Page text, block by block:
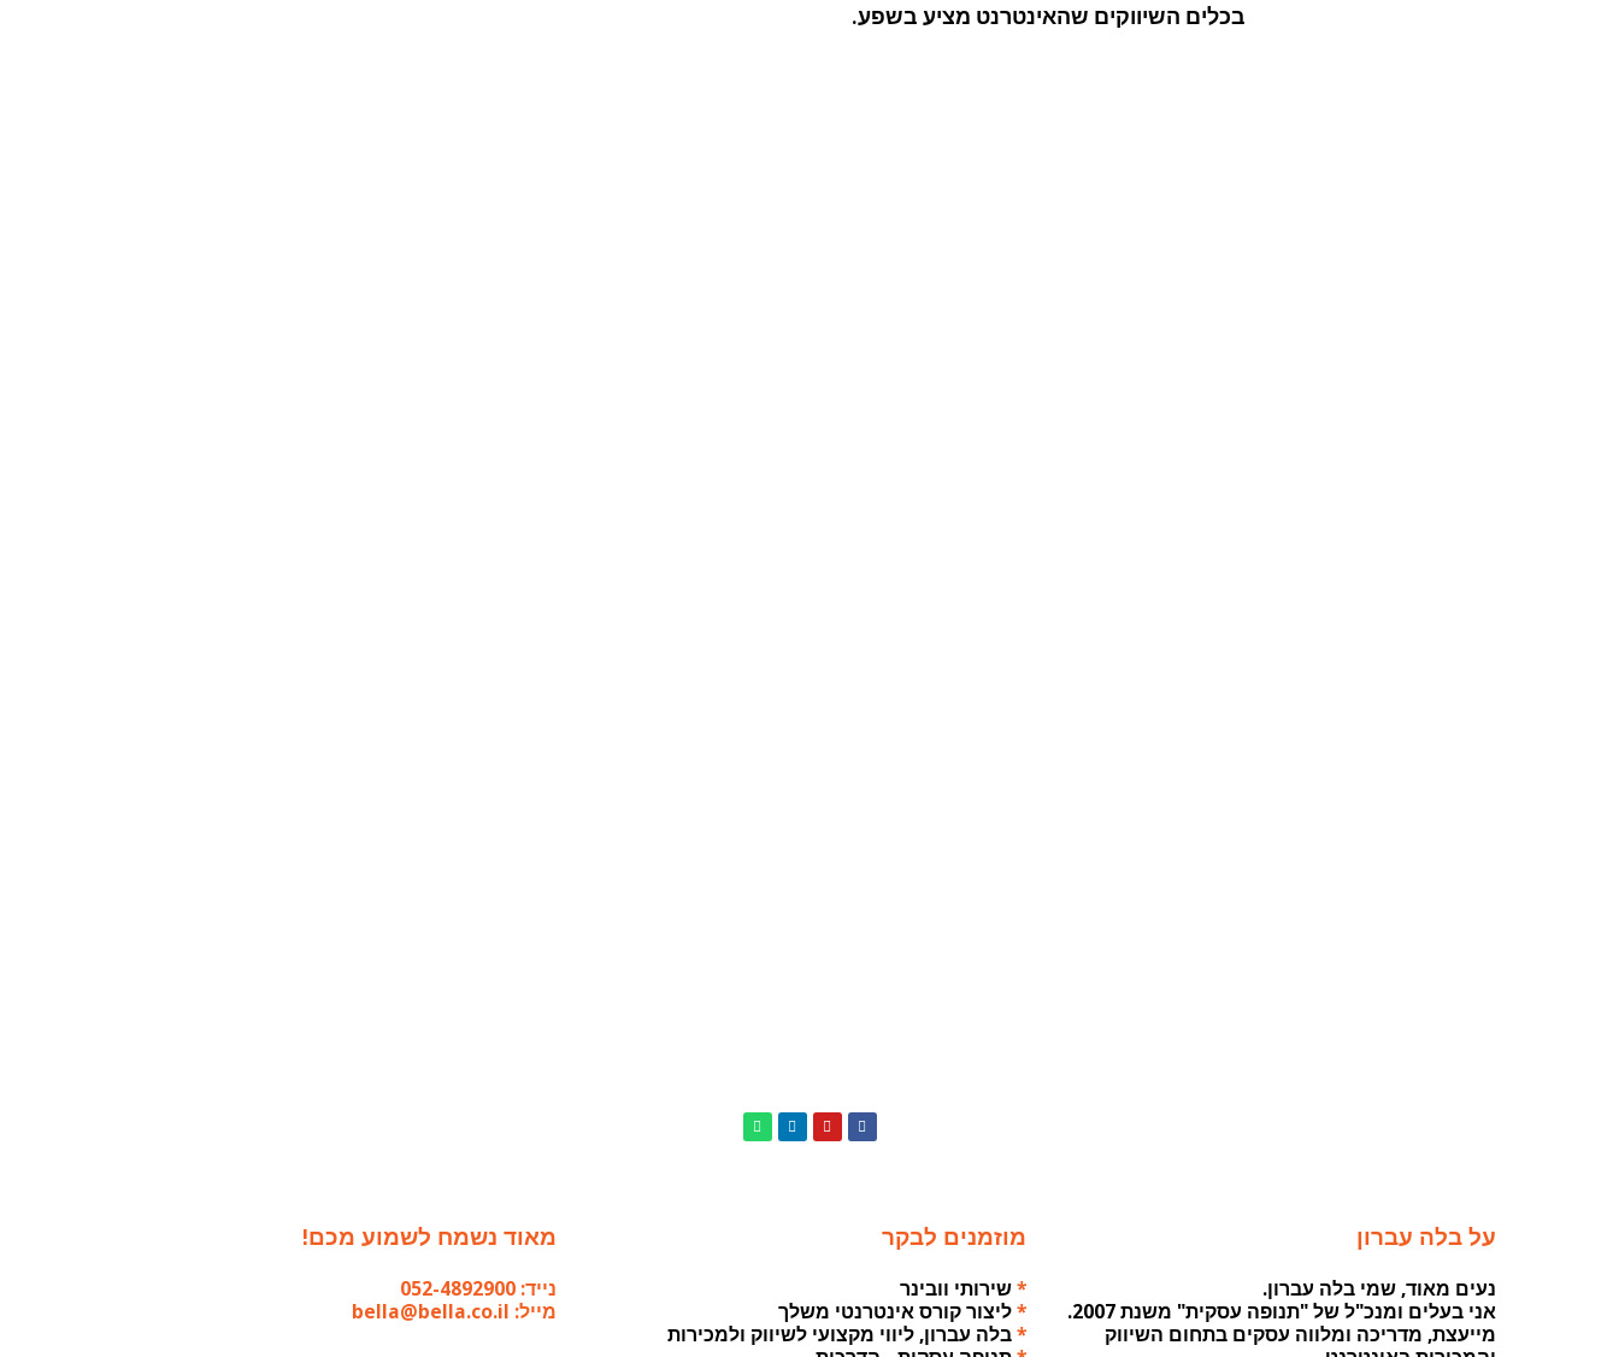
בכלים השיווקים שהאינטרנט מציע בשפע.
על בלה עברון
נעים מאוד, שמי בלה עברון.
אני בעלים ומנכ"ל של "תנופה עסקית" משנת 2007.
מייעצת, מדריכה ומלווה עסקים בתחום השיווק
מוזמנים לבקר
*שירותי וובינר
*ליצור קורס אינטרנטי משלך
*בלה עברון, ליווי מקצועי לשיווק ולמכירות
מאוד נשמח לשמוע מכם!
נייד: 052-4892900
מייל: bella@bella.co.il